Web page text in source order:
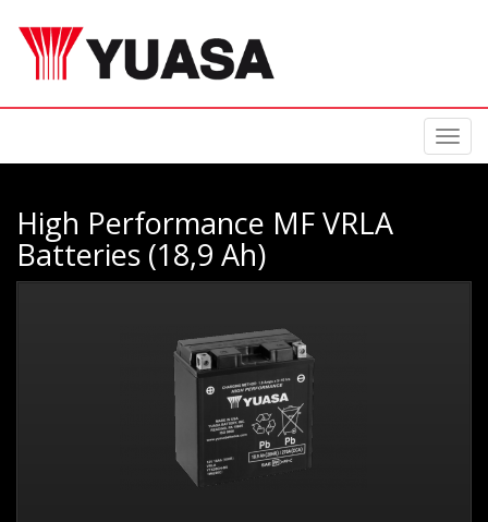
High Performance MF VRLA
Batteries (18,9 Ah)